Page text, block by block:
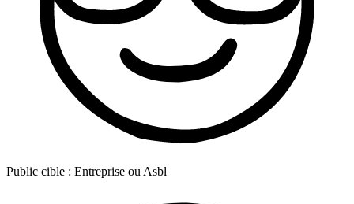
Public cible : Entreprise ou Asbl